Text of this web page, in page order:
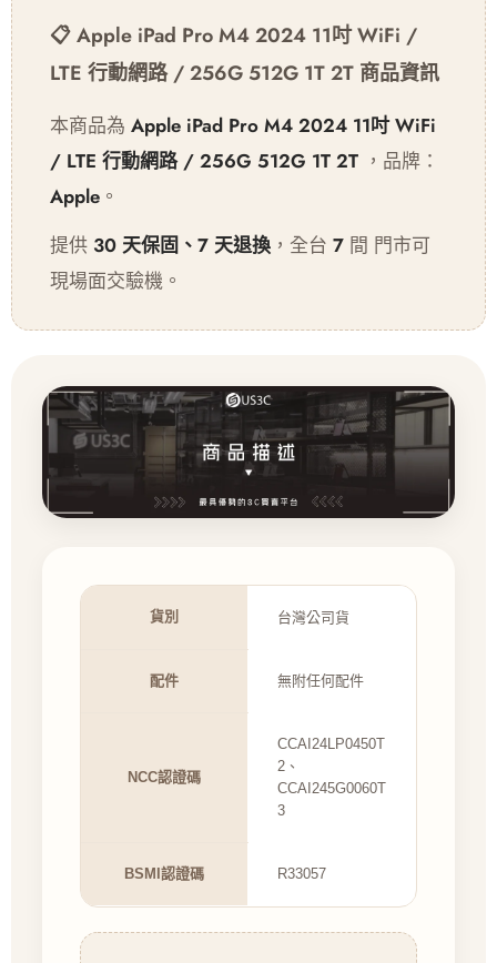
📋 Apple iPad Pro M4 2024 11吋 WiFi /
LTE 行動網路 / 256G 512G 1T 2T 商品資訊
本商品為 Apple iPad Pro M4 2024 11吋 WiFi
/ LTE 行動網路 / 256G 512G 1T 2T ，品牌：
Apple 。
提供 30 天保固、7 天退換 ，全台 7 間 門市可
現場面交驗機。
貨別 台灣公司貨
配件 無附任何配件
NCC認證碼
CCAI24LP0450T
2、
CCAI245G0060T
3
BSMI認證碼 R33057